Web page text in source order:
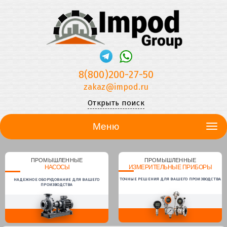
8(800)200-27-50
zakaz@impod.ru
Открыть поиск
Меню
ПРОМЫШЛЕННЫЕ
НАСОСЫ
НАДЕЖНОЕ ОБОРУДОВАНИЕ ДЛЯ ВАШЕГО
ПРОИЗВОДСТВА
ПРОМЫШЛЕННЫЕ
ИЗМЕРИТЕЛЬНЫЕ ПРИБОРЫ
ТОЧНЫЕ РЕШЕНИЯ ДЛЯ ВАШЕГО ПРОИЗВОДСТВА